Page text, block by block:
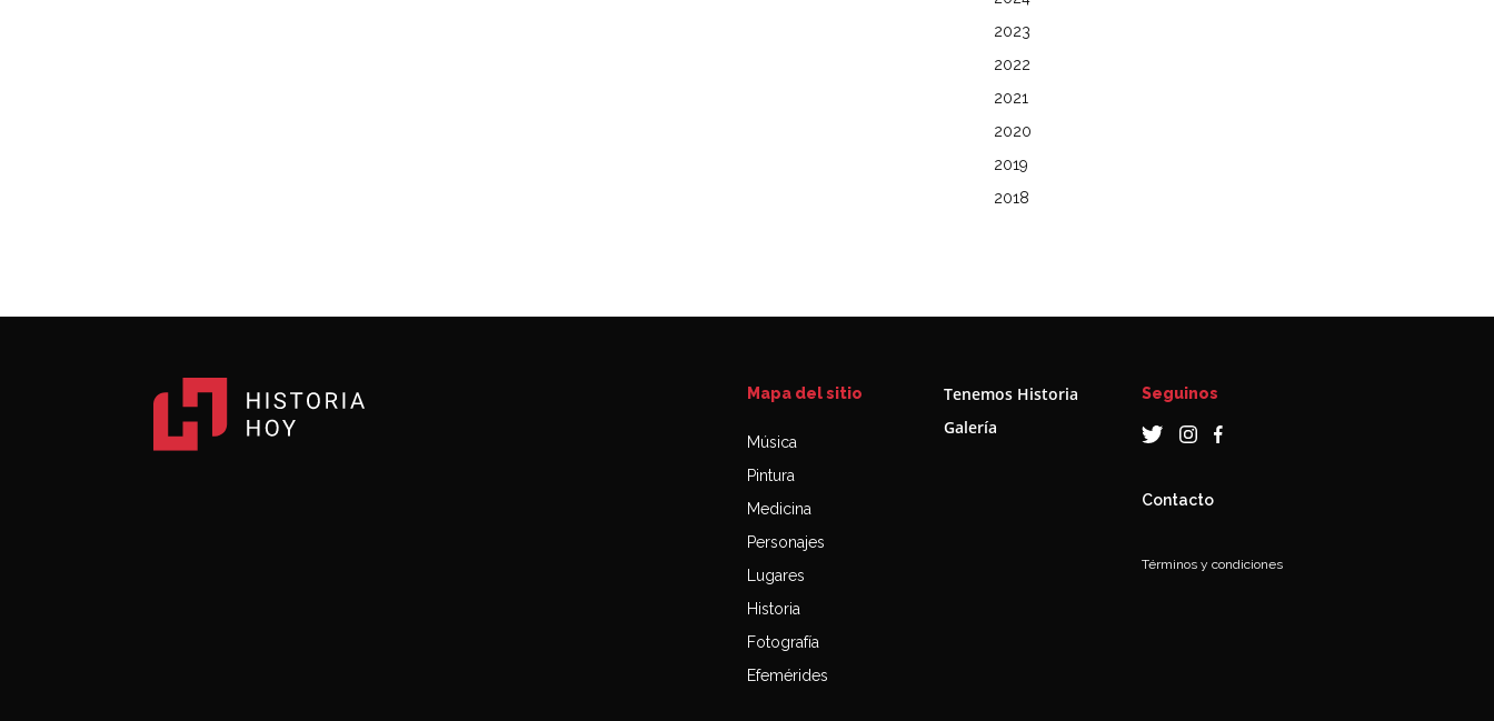
2023
2022
2021
2020
2019
2018
Mapa del sitio
Música
Pintura
Medicina
Personajes
Lugares
Historia
Fotografía
Efemérides
Tenemos Historia
Galería
Seguinos
Contacto
Términos y condiciones